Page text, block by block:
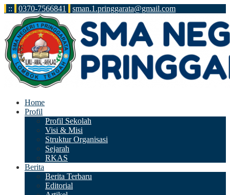
:: 0370-7566841 sman.1.pringgarata@gmail.com
Home
Profil
Profil Sekolah
Visi & Misi
Struktur Organisasi
Sejarah
RKAS
Berita
Berita Terbaru
Editorial